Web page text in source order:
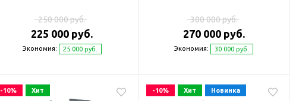
250 000 руб.
225 000 руб.
Экономия: 25 000 руб.
300 000 руб.
270 000 руб.
Экономия: 30 000 руб.
-10% Хит -10% Хит Новинка